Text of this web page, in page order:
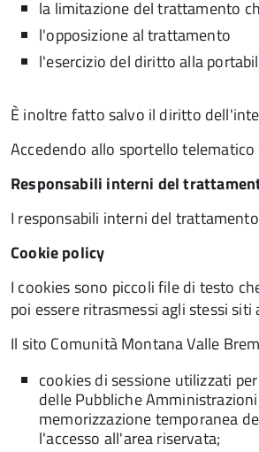
la limitazione del trattamento
l'opposizione al trattamento
l'esercizio del diritto alla
È inoltre fatto salvo il diritto
Accedendo allo sportello
Responsabili interni del
I responsabili interni del
Cookie policy
I cookies sono piccoli file di testo
poi essere ritrasmessi agli stessi siti
Il sito Comunità Montana Valle
cookies di sessione utilizzati
delle Pubbliche
memorizzazione temporanea
l'accesso all'area riservata;